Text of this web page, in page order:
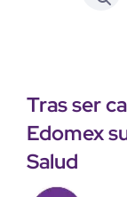
Tras ser
Edomex
Salud